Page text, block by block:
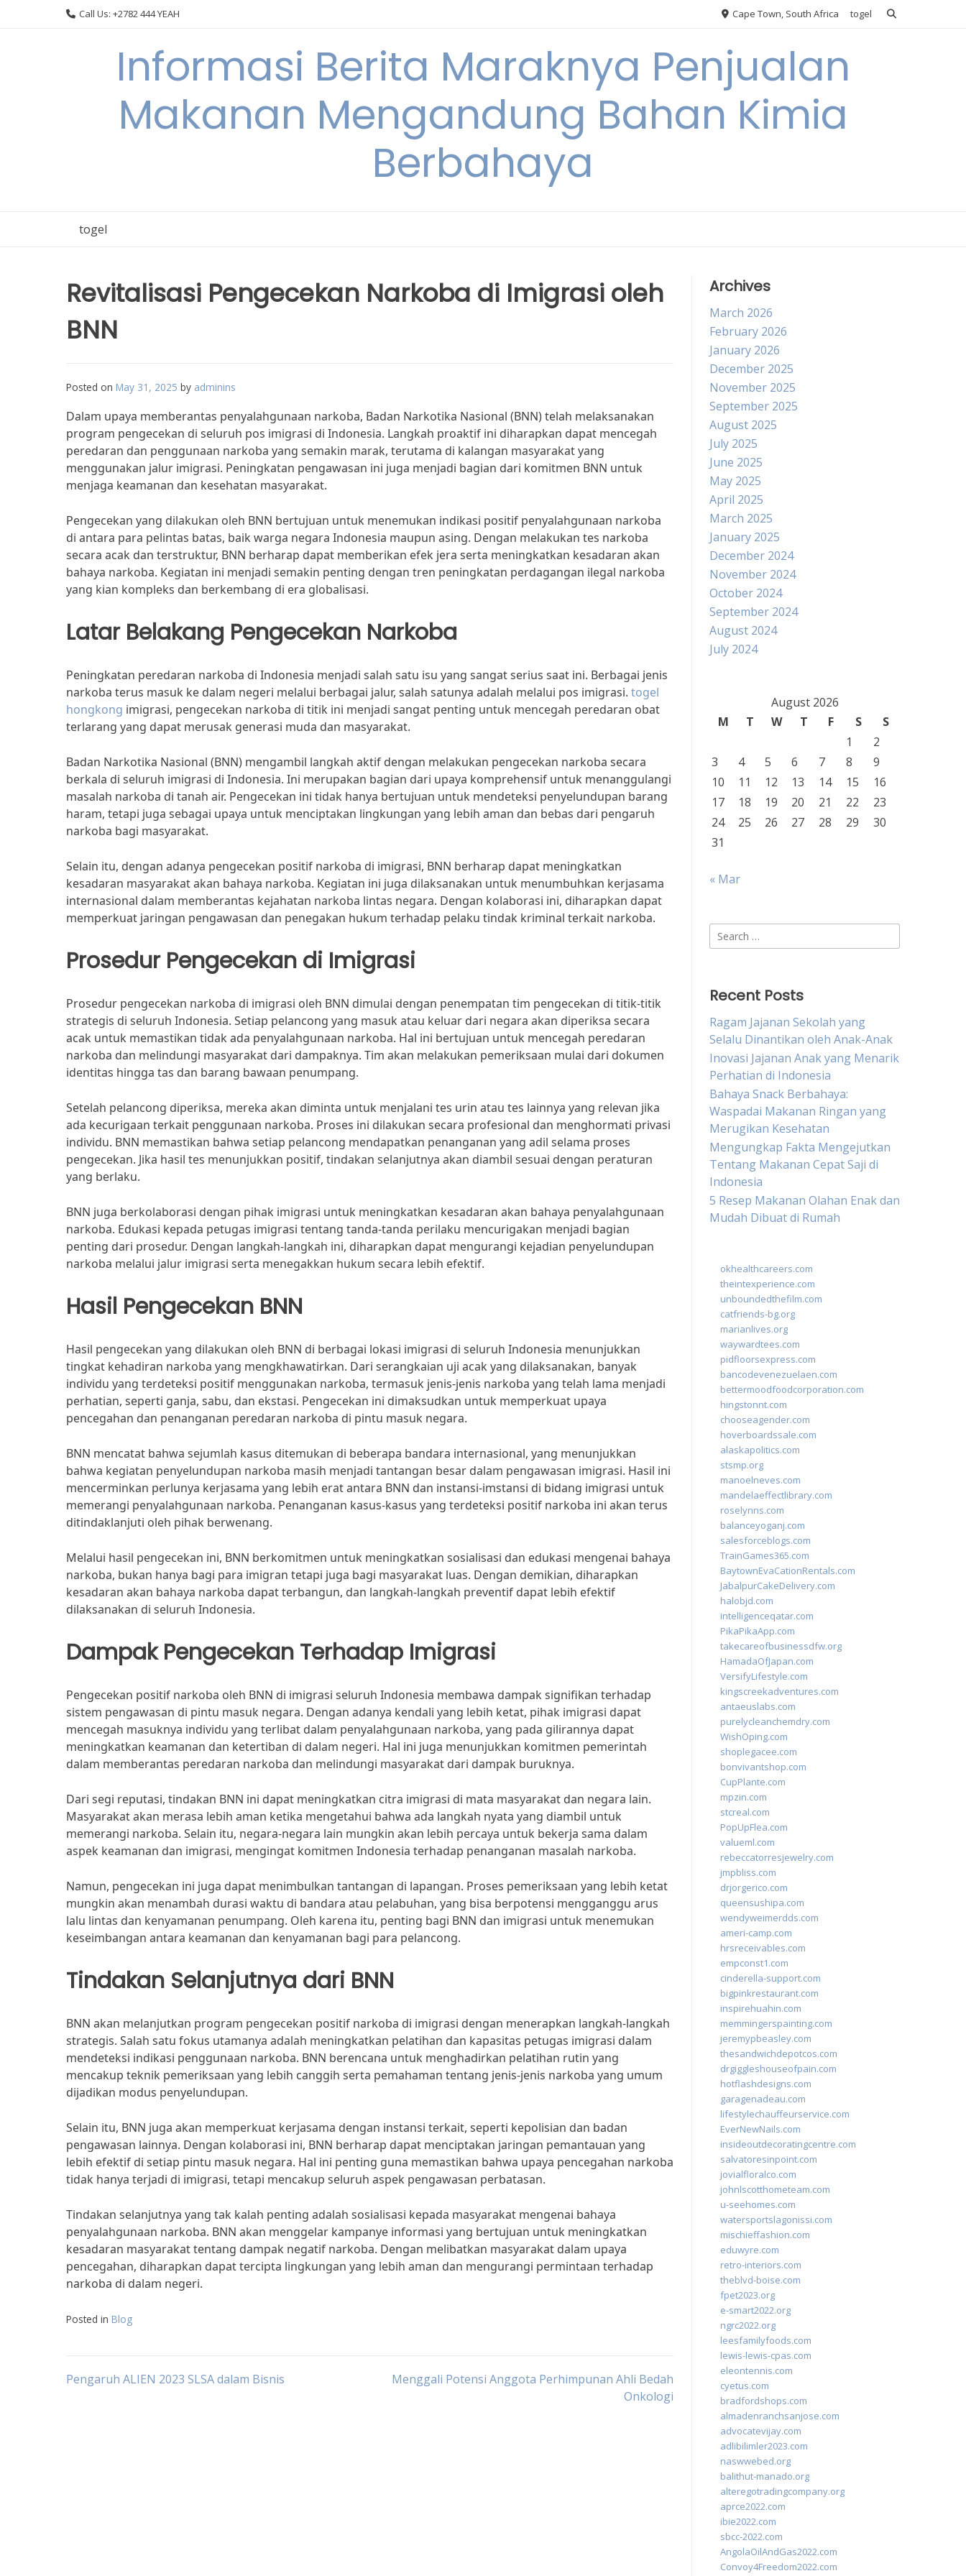
Call Us: +2782 444 YEAH Cape Town, South Africa togel
Informasi Berita Maraknya Penjualan
Makanan Mengandung Bahan Kimia
Berbahaya
togel
Revitalisasi Pengecekan Narkoba di Imigrasi oleh
BNN
Posted on May 31, 2025 by adminins
Dalam upaya memberantas penyalahgunaan narkoba, Badan Narkotika Nasional (BNN) telah melaksanakan
program pengecekan di seluruh pos imigrasi di Indonesia. Langkah proaktif ini diharapkan dapat mencegah
peredaran dan penggunaan narkoba yang semakin marak, terutama di kalangan masyarakat yang
menggunakan jalur imigrasi. Peningkatan pengawasan ini juga menjadi bagian dari komitmen BNN untuk
menjaga keamanan dan kesehatan masyarakat.
Pengecekan yang dilakukan oleh BNN bertujuan untuk menemukan indikasi positif penyalahgunaan narkoba
di antara para pelintas batas, baik warga negara Indonesia maupun asing. Dengan melakukan tes narkoba
secara acak dan terstruktur, BNN berharap dapat memberikan efek jera serta meningkatkan kesadaran akan
bahaya narkoba. Kegiatan ini menjadi semakin penting dengan tren peningkatan perdagangan ilegal narkoba
yang kian kompleks dan berkembang di era globalisasi.
Latar Belakang Pengecekan Narkoba
Peningkatan peredaran narkoba di Indonesia menjadi salah satu isu yang sangat serius saat ini. Berbagai jenis
narkoba terus masuk ke dalam negeri melalui berbagai jalur, salah satunya adalah melalui pos imigrasi. togel
hongkong imigrasi, pengecekan narkoba di titik ini menjadi sangat penting untuk mencegah peredaran obat
terlarang yang dapat merusak generasi muda dan masyarakat.
Badan Narkotika Nasional (BNN) mengambil langkah aktif dengan melakukan pengecekan narkoba secara
berkala di seluruh imigrasi di Indonesia. Ini merupakan bagian dari upaya komprehensif untuk menanggulangi
masalah narkoba di tanah air. Pengecekan ini tidak hanya bertujuan untuk mendeteksi penyelundupan barang
haram, tetapi juga sebagai upaya untuk menciptakan lingkungan yang lebih aman dan bebas dari pengaruh
narkoba bagi masyarakat.
Selain itu, dengan adanya pengecekan positif narkoba di imigrasi, BNN berharap dapat meningkatkan
kesadaran masyarakat akan bahaya narkoba. Kegiatan ini juga dilaksanakan untuk menumbuhkan kerjasama
internasional dalam memberantas kejahatan narkoba lintas negara. Dengan kolaborasi ini, diharapkan dapat
memperkuat jaringan pengawasan dan penegakan hukum terhadap pelaku tindak kriminal terkait narkoba.
Prosedur Pengecekan di Imigrasi
Prosedur pengecekan narkoba di imigrasi oleh BNN dimulai dengan penempatan tim pengecekan di titik-titik
strategis di seluruh Indonesia. Setiap pelancong yang masuk atau keluar dari negara akan diperiksa secara
acak untuk memastikan tidak ada penyalahgunaan narkoba. Hal ini bertujuan untuk mencegah peredaran
narkoba dan melindungi masyarakat dari dampaknya. Tim akan melakukan pemeriksaan mulai dari dokumen
identitas hingga tas dan barang bawaan penumpang.
Setelah pelancong diperiksa, mereka akan diminta untuk menjalani tes urin atau tes lainnya yang relevan jika
ada kecurigaan terkait penggunaan narkoba. Proses ini dilakukan secara profesional dan menghormati privasi
individu. BNN memastikan bahwa setiap pelancong mendapatkan penanganan yang adil selama proses
pengecekan. Jika hasil tes menunjukkan positif, tindakan selanjutnya akan diambil sesuai dengan peraturan
yang berlaku.
BNN juga berkolaborasi dengan pihak imigrasi untuk meningkatkan kesadaran akan bahaya penyalahgunaan
narkoba. Edukasi kepada petugas imigrasi tentang tanda-tanda perilaku mencurigakan menjadi bagian
penting dari prosedur. Dengan langkah-langkah ini, diharapkan dapat mengurangi kejadian penyelundupan
narkoba melalui jalur imigrasi serta menegakkan hukum secara lebih efektif.
Hasil Pengecekan BNN
Hasil pengecekan yang dilakukan oleh BNN di berbagai lokasi imigrasi di seluruh Indonesia menunjukkan
tingkat kehadiran narkoba yang mengkhawatirkan. Dari serangkaian uji acak yang dilaksanakan, banyak
individu yang terdeteksi positif menggunakan narkoba, termasuk jenis-jenis narkoba yang telah lama menjadi
perhatian, seperti ganja, sabu, dan ekstasi. Pengecekan ini dimaksudkan untuk memperkuat upaya
pencegahan dan penanganan peredaran narkoba di pintu masuk negara.
BNN mencatat bahwa sejumlah kasus ditemukan di beberapa bandara internasional, yang menunjukkan
bahwa kegiatan penyelundupan narkoba masih menjadi tantangan besar dalam pengawasan imigrasi. Hasil ini
mencerminkan perlunya kerjasama yang lebih erat antara BNN dan instansi-imstansi di bidang imigrasi untuk
memerangi penyalahgunaan narkoba. Penanganan kasus-kasus yang terdeteksi positif narkoba ini akan terus
ditindaklanjuti oleh pihak berwenang.
Melalui hasil pengecekan ini, BNN berkomitmen untuk meningkatkan sosialisasi dan edukasi mengenai bahaya
narkoba, bukan hanya bagi para imigran tetapi juga bagi masyarakat luas. Dengan demikian, diharapkan
kesadaran akan bahaya narkoba dapat terbangun, dan langkah-langkah preventif dapat lebih efektif
dilaksanakan di seluruh Indonesia.
Dampak Pengecekan Terhadap Imigrasi
Pengecekan positif narkoba oleh BNN di imigrasi seluruh Indonesia membawa dampak signifikan terhadap
sistem pengawasan di pintu masuk negara. Dengan adanya kendali yang lebih ketat, pihak imigrasi dapat
mencegah masuknya individu yang terlibat dalam penyalahgunaan narkoba, yang pada gilirannya dapat
meningkatkan keamanan dan ketertiban di dalam negeri. Hal ini juga menunjukkan komitmen pemerintah
dalam memberantas peredaran narkoba dan melindungi masyarakat dari dampak buruknya.
Dari segi reputasi, tindakan BNN ini dapat meningkatkan citra imigrasi di mata masyarakat dan negara lain.
Masyarakat akan merasa lebih aman ketika mengetahui bahwa ada langkah nyata yang diambil untuk
memerangi narkoba. Selain itu, negara-negara lain mungkin akan lebih percaya untuk bekerja sama dalam
aspek keamanan dan imigrasi, mengingat komitmen Indonesia terhadap penanganan masalah narkoba.
Namun, pengecekan ini juga dapat menimbulkan tantangan di lapangan. Proses pemeriksaan yang lebih ketat
mungkin akan menambah durasi waktu di bandara atau pelabuhan, yang bisa berpotensi mengganggu arus
lalu lintas dan kenyamanan penumpang. Oleh karena itu, penting bagi BNN dan imigrasi untuk menemukan
keseimbangan antara keamanan dan kenyamanan bagi para pelancong.
Tindakan Selanjutnya dari BNN
BNN akan melanjutkan program pengecekan positif narkoba di imigrasi dengan menerapkan langkah-langkah
strategis. Salah satu fokus utamanya adalah meningkatkan pelatihan dan kapasitas petugas imigrasi dalam
mendeteksi indikasi penggunaan narkoba. BNN berencana untuk menghadirkan pelatihan rutin yang
mencakup teknik pemeriksaan yang lebih canggih serta pemahaman tentang jenis-jenis narkoba yang umum
dijadikan modus penyelundupan.
Selain itu, BNN juga akan memperkuat kerjasama dengan instansi terkait, seperti kepolisian dan badan
pengawasan lainnya. Dengan kolaborasi ini, BNN berharap dapat menciptakan jaringan pemantauan yang
lebih efektif di setiap pintu masuk negara. Hal ini penting guna memastikan bahwa upaya pencegahan narkoba
tidak hanya terjadi di imigrasi, tetapi mencakup seluruh aspek pengawasan perbatasan.
Tindakan selanjutnya yang tak kalah penting adalah sosialisasi kepada masyarakat mengenai bahaya
penyalahgunaan narkoba. BNN akan menggelar kampanye informasi yang bertujuan untuk meningkatkan
kesadaran masyarakat tentang dampak negatif narkoba. Dengan melibatkan masyarakat dalam upaya
pencegahan, diharapkan dapat tercipta lingkungan yang lebih aman dan mengurangi permintaan terhadap
narkoba di dalam negeri.
Posted in Blog
Post
Pengaruh ALIEN 2023 SLSA dalam Bisnis
Menggali Potensi Anggota Perhimpunan Ahli Bedah
Onkologi
Archives
March 2026
February 2026
January 2026
December 2025
November 2025
September 2025
August 2025
July 2025
June 2025
May 2025
April 2025
March 2025
January 2025
December 2024
November 2024
October 2024
September 2024
August 2024
July 2024
August 2026
M
T W T F S
S
1
2
3
4 5 6 7 8
9
10
11 12 13 14 15
16
17
18 19 20 21 22
23
24
25 26 27 28 29
30
31
« Mar
Search
for:
Recent Posts
Ragam Jajanan Sekolah yang
Selalu Dinantikan oleh Anak-Anak
Inovasi Jajanan Anak yang Menarik
Perhatian di Indonesia
Bahaya Snack Berbahaya:
Waspadai Makanan Ringan yang
Merugikan Kesehatan
Mengungkap Fakta Mengejutkan
Tentang Makanan Cepat Saji di
Indonesia
5 Resep Makanan Olahan Enak dan
Mudah Dibuat di Rumah
okhealthcareers.com
theintexperience.com
unboundedthefilm.com
catfriends-bg.org
marianlives.org
waywardtees.com
pidfloorsexpress.com
bancodevenezuelaen.com
bettermoodfoodcorporation.com
hingstonnt.com
chooseagender.com
hoverboardssale.com
alaskapolitics.com
stsmp.org
manoelneves.com
mandelaeffectlibrary.com
roselynns.com
balanceyoganj.com
salesforceblogs.com
TrainGames365.com
BaytownEvaCationRentals.com
JabalpurCakeDelivery.com
halobjd.com
intelligenceqatar.com
PikaPikaApp.com
takecareofbusinessdfw.org
HamadaOfJapan.com
VersifyLifestyle.com
kingscreekadventures.com
antaeuslabs.com
purelycleanchemdry.com
WishOping.com
shoplegacee.com
bonvivantshop.com
CupPlante.com
mpzin.com
stcreal.com
PopUpFlea.com
valueml.com
rebeccatorresjewelry.com
jmpbliss.com
drjorgerico.com
queensushipa.com
wendyweimerdds.com
ameri-camp.com
hrsreceivables.com
empconst1.com
cinderella-support.com
bigpinkrestaurant.com
inspirehuahin.com
memmingerspainting.com
jeremypbeasley.com
thesandwichdepotcos.com
drgiggleshouseofpain.com
hotflashdesigns.com
garagenadeau.com
lifestylechauffeurservice.com
EverNewNails.com
insideoutdecoratingcentre.com
salvatoresinpoint.com
jovialfloralco.com
johnlscotthometeam.com
u-seehomes.com
watersportslagonissi.com
mischieffashion.com
eduwyre.com
retro-interiors.com
theblvd-boise.com
fpet2023.org
e-smart2022.org
ngrc2022.org
leesfamilyfoods.com
lewis-lewis-cpas.com
eleontennis.com
cyetus.com
bradfordshops.com
almadenranchsanjose.com
advocatevijay.com
adlibilimler2023.com
naswwebed.org
balithut-manado.org
alteregotradingcompany.org
aprce2022.com
ibie2022.com
sbcc-2022.com
AngolaOilAndGas2022.com
Convoy4Freedom2022.com